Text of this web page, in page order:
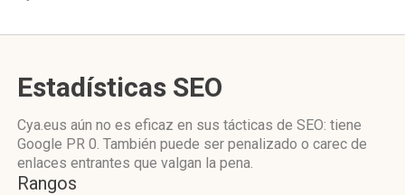
Estadísticas SEO
Cya.eus aún no es eficaz en sus tácticas de SEO: tiene
Google PR 0. También puede ser penalizado o carec de
enlaces entrantes que valgan la pena.
Rangos